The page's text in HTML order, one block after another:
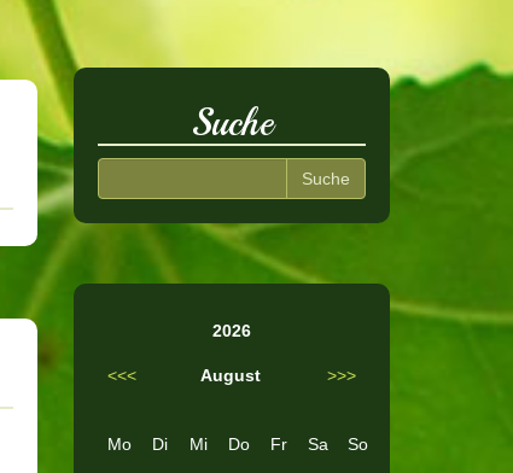
Suche
2026
<<< August >>>
Mo Di Mi Do Fr Sa So